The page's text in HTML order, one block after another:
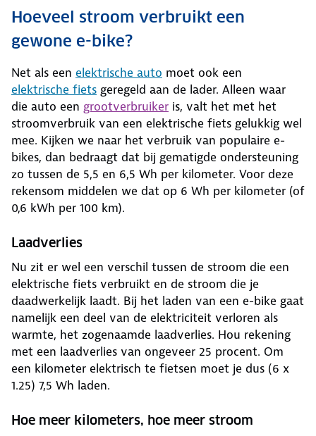
Hoeveel stroom verbruikt een
gewone e-bike?
Net als een elektrische auto moet ook een
elektrische fiets geregeld aan de lader. Alleen waar
die auto een grootverbruiker is, valt het met het
stroomverbruik van een elektrische fiets gelukkig wel
mee. Kijken we naar het verbruik van populaire e-
bikes, dan bedraagt dat bij gematigde ondersteuning
zo tussen de 5,5 en 6,5 Wh per kilometer. Voor deze
rekensom middelen we dat op 6 Wh per kilometer (of
0,6 kWh per 100 km).
Laadverlies
Nu zit er wel een verschil tussen de stroom die een
elektrische fiets verbruikt en de stroom die je
daadwerkelijk laadt. Bij het laden van een e-bike gaat
namelijk een deel van de elektriciteit verloren als
warmte, het zogenaamde laadverlies. Hou rekening
met een laadverlies van ongeveer 25 procent. Om
een kilometer elektrisch te fietsen moet je dus (6 x
1.25) 7,5 Wh laden.
Hoe meer kilometers, hoe meer stroom